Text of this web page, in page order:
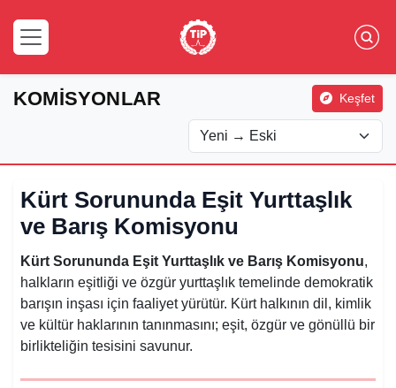
KOMİSYONLAR Keşfet
Kürt Sorununda Eşit Yurttaşlık
ve Barış Komisyonu
Kürt Sorununda Eşit Yurttaşlık ve Barış Komisyonu,
halkların eşitliği ve özgür yurttaşlık temelinde demokratik
barışın inşası için faaliyet yürütür. Kürt halkının dil, kimlik
ve kültür haklarının tanınmasını; eşit, özgür ve gönüllü bir
birlikteliğin tesisini savunur.